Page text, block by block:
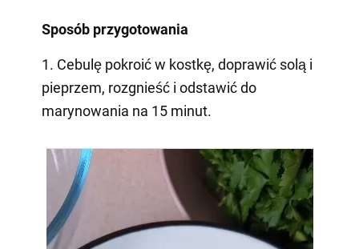
Sposób przygotowania
1. Cebulę pokroić w kostkę, doprawić solą i
pieprzem, rozgnieść i odstawić do
marynowania na 15 minut.